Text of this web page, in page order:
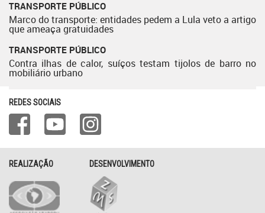
TRANSPORTE PÚBLICO
Marco do transporte: entidades pedem a Lula veto a artigo
que ameaça gratuidades
TRANSPORTE PÚBLICO
Contra ilhas de calor, suíços testam tijolos de barro no
mobiliário urbano
REDES SOCIAIS
REALIZAÇÃO DESENVOLVIMENTO